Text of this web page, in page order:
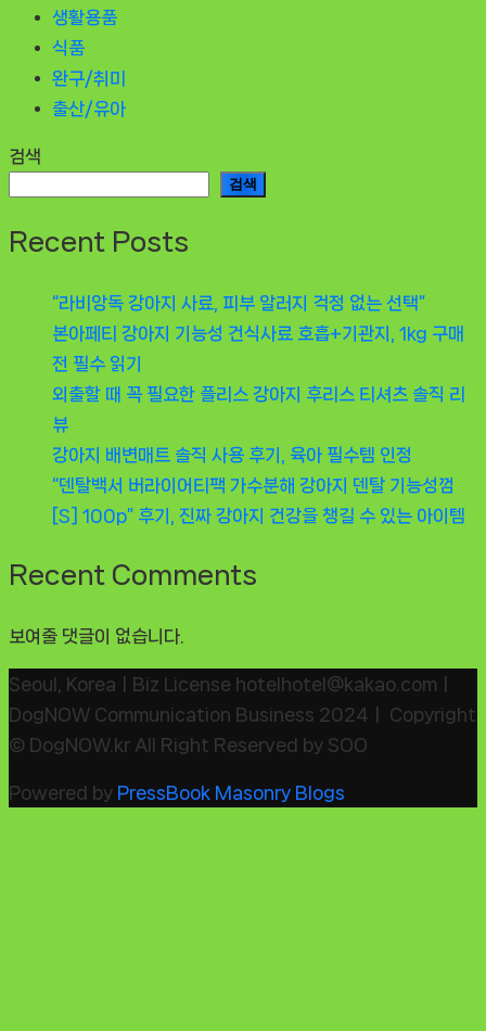
생활용품
식품
완구/취미
출산/유아
검색
검색
Recent Posts
“라비앙독 강아지 사료, 피부 알러지 걱정 없는 선택”
본아페티 강아지 기능성 건식사료 호흡+기관지, 1kg 구매
전 필수 읽기
외출할 때 꼭 필요한 플리스 강아지 후리스 티셔츠 솔직 리
뷰
강아지 배변매트 솔직 사용 후기, 육아 필수템 인정
“덴탈백서 버라이어티팩 가수분해 강아지 덴탈 기능성껌
[S] 100p” 후기, 진짜 강아지 건강을 챙길 수 있는 아이템
Recent Comments
보여줄 댓글이 없습니다.
Seoul, KoreaㅣBiz License hotelhotel@kakao.comㅣ
DogNOW Communication Business 2024ㅣ Copyright
© DogNOW.kr All Right Reserved by SOO
Powered by PressBook Masonry Blogs